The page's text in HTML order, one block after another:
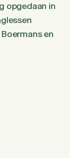
opgedaan in
en